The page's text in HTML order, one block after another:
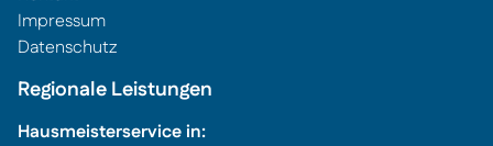
Impressum
Datenschutz
Regionale Leistungen
Hausmeisterservice in: